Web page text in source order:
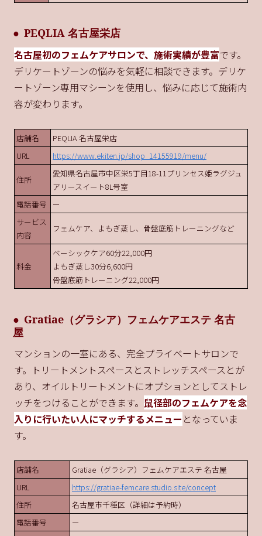
PEQLIA 名古屋栄店
名古屋初のフェムケアサロンで、施術実績が豊富です。
デリケートゾーンの悩みを気軽に相談できます。デリケ
ートゾーン専用マシーンを使用し、悩みに応じて施術内
容が変わります。
店舗名
PEQLIA 名古屋栄店
URL
https://www.ekiten.jp/shop_14155919/menu/
住所
愛知県名古屋市中区栄5丁目18-11プリンセス姫ラグジュ
アリースイート8L号室
電話番号
ー
サービス
内容
フェムケア、よもぎ蒸し、骨盤底筋トレーニングなど
料金
ベーシックケア60分22,000円
よもぎ蒸し30分6,600円
骨盤底筋トレーニング22,000円
Gratiae（グラシア）フェムケアエステ 名古
屋
マンションの一室にある、完全プライベートサロンで
す。トリートメントスペースとストレッチスペースとが
あり、オイルトリートメントにオプションとしてストレ
ッチをつけることができます。 鼠径部のフェムケアを念
入りに行いたい人にマッチするメニュー となっていま
す。
店舗名
Gratiae（グラシア）フェムケアエステ 名古屋
URL
https://gratiae-femcare.studio.site/concept
住所
名古屋市千種区（詳細は予約時）
電話番号
ー